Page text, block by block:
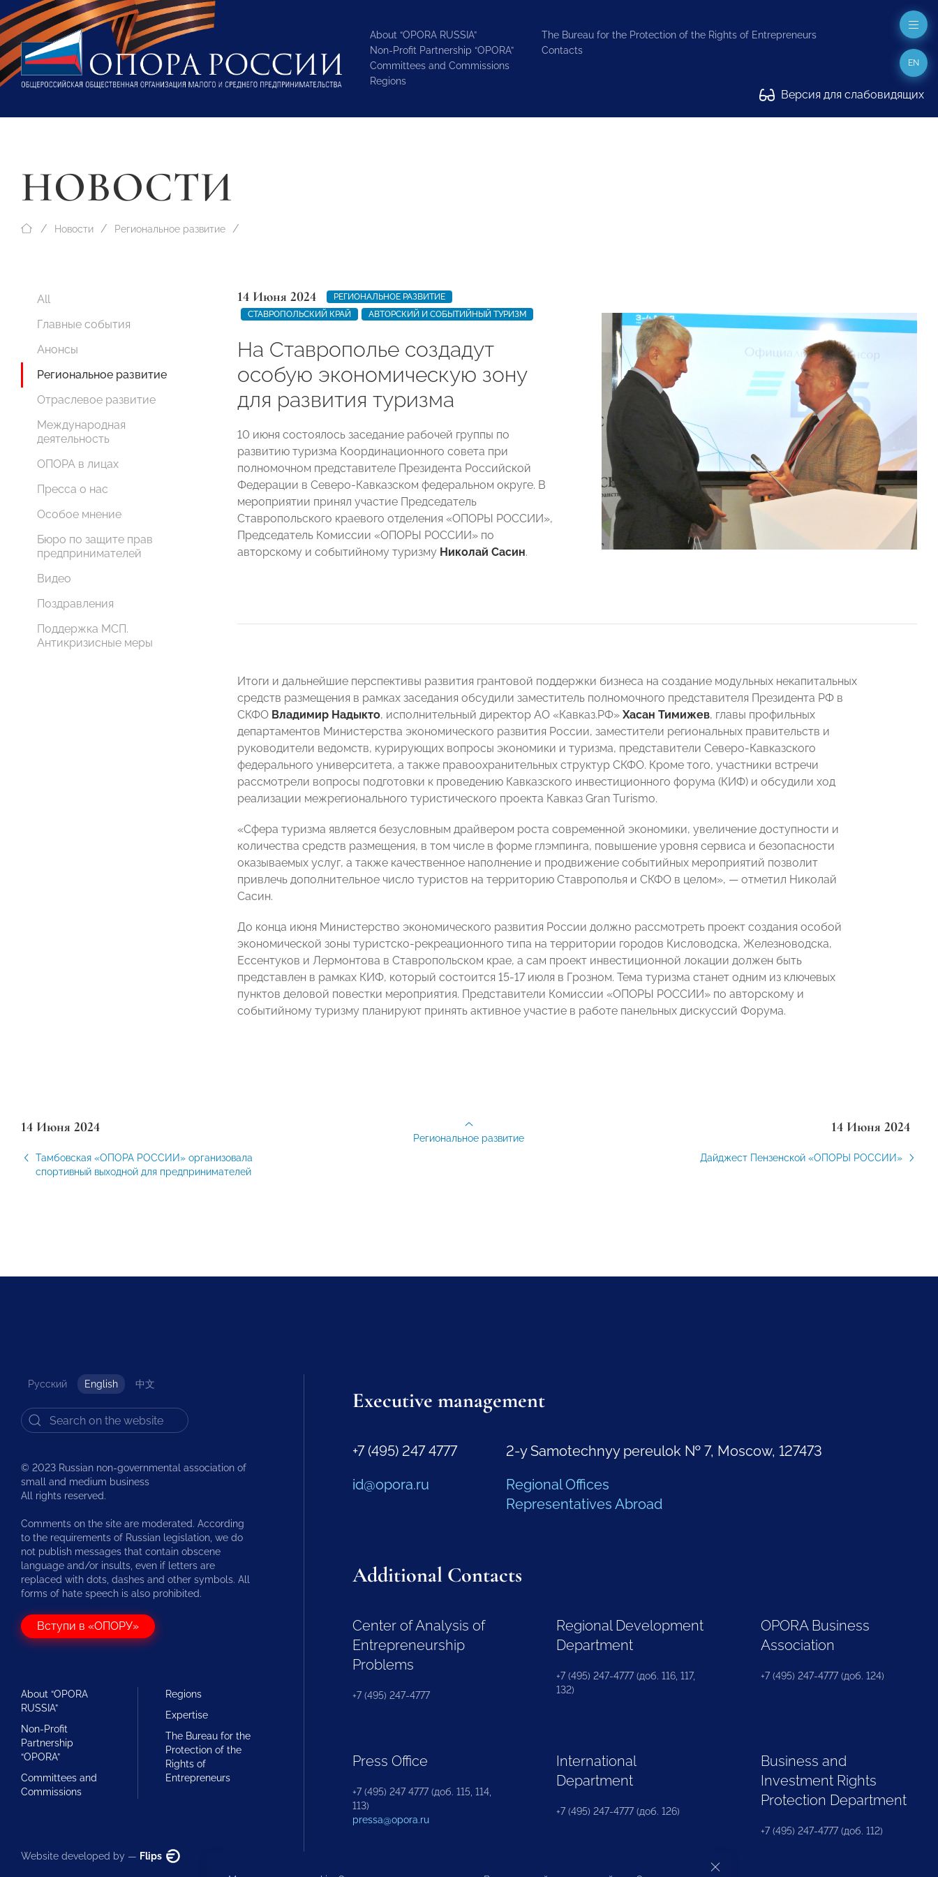
About “OPORA RUSSIA”
Non-Profit Partnership “OPORA”
Committees and Commissions
Regions
The Bureau for the Protection of the Rights of Entrepreneurs
Contacts
Версия для слабовидящих
EN
НОВОСТИ
Новости Региональное развитие
All
Главные события
Анонсы
Региональное развитие
Отраслевое развитие
Международная
деятельность
ОПОРА в лицах
Пресса о нас
Особое мнение
Бюро по защите прав
предпринимателей
Видео
Поздравления
Поддержка МСП.
Антикризисные меры
14 Июня 2024
РЕГИОНАЛЬНОЕ РАЗВИТИЕ
СТАВРОПОЛЬСКИЙ КРАЙ
АВТОРСКИЙ И СОБЫТИЙНЫЙ ТУРИЗМ
На Ставрополье создадут
особую экономическую зону
для развития туризма
10 июня состоялось заседание рабочей группы по
развитию туризма Координационного совета при
полномочном представителе Президента Российской
Федерации в Северо-Кавказском федеральном округе. В
мероприятии принял участие Председатель
Ставропольского краевого отделения «ОПОРЫ РОССИИ»,
Председатель Комиссии «ОПОРЫ РОССИИ» по
авторскому и событийному туризму Николай Сасин.
Итоги и дальнейшие перспективы развития грантовой поддержки бизнеса на создание модульных некапитальных
средств размещения в рамках заседания обсудили заместитель полномочного представителя Президента РФ в
СКФО Владимир Надыкто, исполнительный директор АО «Кавказ.РФ» Хасан Тимижев, главы профильных
департаментов Министерства экономического развития России, заместители региональных правительств и
руководители ведомств, курирующих вопросы экономики и туризма, представители Северо-Кавказского
федерального университета, а также правоохранительных структур СКФО. Кроме того, участники встречи
рассмотрели вопросы подготовки к проведению Кавказского инвестиционного форума (КИФ) и обсудили ход
реализации межрегионального туристического проекта Кавказ Gran Turismo.
«Сфера туризма является безусловным драйвером роста современной экономики, увеличение доступности и
количества средств размещения, в том числе в форме глэмпинга, повышение уровня сервиса и безопасности
оказываемых услуг, а также качественное наполнение и продвижение событийных мероприятий позволит
привлечь дополнительное число туристов на территорию Ставрополья и СКФО в целом», — отметил Николай
Сасин.
До конца июня Министерство экономического развития России должно рассмотреть проект создания особой
экономической зоны туристско-рекреационного типа на территории городов Кисловодска, Железноводска,
Ессентуков и Лермонтова в Ставропольском крае, а сам проект инвестиционной локации должен быть
представлен в рамках КИФ, который состоится 15-17 июля в Грозном. Тема туризма станет одним из ключевых
пунктов деловой повестки мероприятия. Представители Комиссии «ОПОРЫ РОССИИ» по авторскому и
событийному туризму планируют принять активное участие в работе панельных дискуссий Форума.
14 Июня 2024
Тамбовская «ОПОРА РОССИИ» организовала
спортивный выходной для предпринимателей
14 Июня 2024
Дайджест Пензенской «ОПОРЫ РОССИИ»
Региональное развитие
Русский English 中文
© 2023 Russian non-governmental association of
small and medium business
All rights reserved.
Comments on the site are moderated. According
to the requirements of Russian legislation, we do
not publish messages that contain obscene
language and/or insults, even if letters are
replaced with dots, dashes and other symbols. All
forms of hate speech is also prohibited.
Вступи в «ОПОРУ»
About “OPORA
RUSSIA”
Non-Profit
Partnership
“OPORA”
Committees and
Commissions
Regions
Expertise
The Bureau for the
Protection of the
Rights of
Entrepreneurs
Website developed by — Flips
Executive management
+7 (495) 247 4777
id@opora.ru
2-y Samotechnyy pereulok № 7, Moscow, 127473
Regional Offices
Representatives Abroad
Additional Contacts
Center of Analysis of
Entrepreneurship
Problems
+7 (495) 247-4777
Regional Development
Department
+7 (495) 247-4777 (доб. 116, 117,
132)
OPORA Business
Association
+7 (495) 247-4777 (доб. 124)
Press Office
+7 (495) 247 4777 (доб. 115, 114,
113)
pressa@opora.ru
International
Department
+7 (495) 247-4777 (доб. 126)
Business and
Investment Rights
Protection Department
+7 (495) 247-4777 (доб. 112)